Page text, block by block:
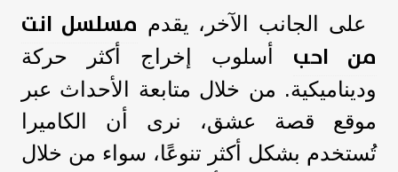
على الجانب الآخر، يقدم مسلسل انت
من احب أسلوب إخراج أكثر حركة
وديناميكية. من خلال متابعة الأحداث عبر
موقع قصة عشق، نرى أن الكاميرا
تُستخدم بشكل أكثر تنوعًا، سواء من خلال